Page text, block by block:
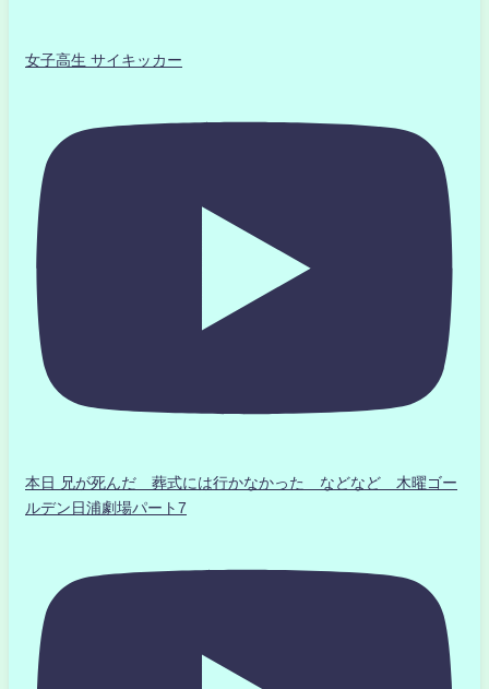
女子高生 サイキッカー
本日 兄が死んだ 葬式には行かなかった などなど 木曜ゴー
ルデン日浦劇場パート7